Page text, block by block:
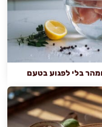
בלי לפגוע בטעם